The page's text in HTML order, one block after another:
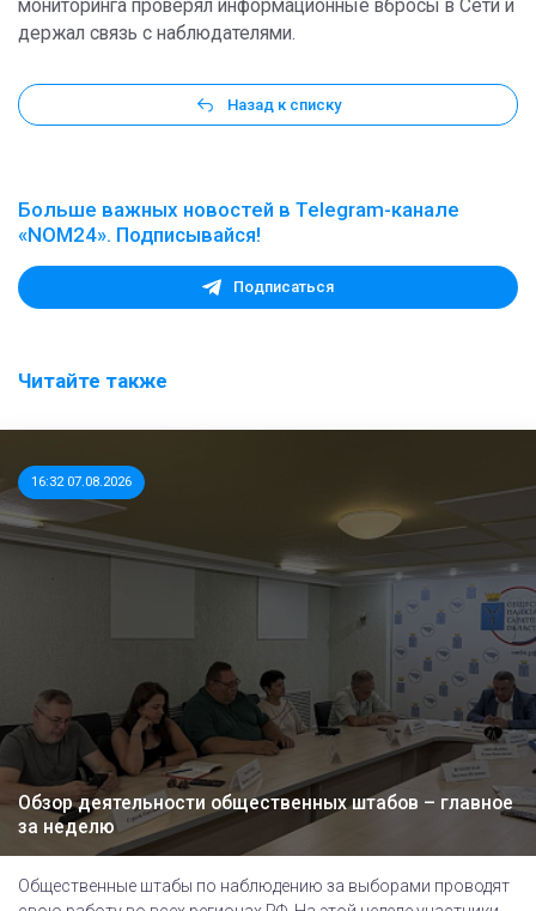
мониторинга проверял информационные вбросы в Сети и
держал связь с наблюдателями.
Назад к списку
Больше важных новостей в Telegram-канале
«NOM24». Подписывайся!
Подписаться
Читайте также
16:32 07.08.2026
Обзор деятельности общественных штабов – главное
за неделю
Общественные штабы по наблюдению за выборами проводят